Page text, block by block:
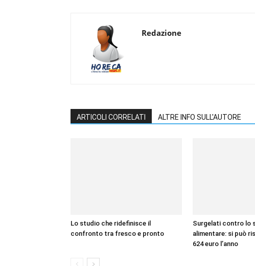
Redazione
ARTICOLI CORRELATI ALTRE INFO SULL'AUTORE
Lo studio che ridefinisce il
confronto tra fresco e pronto
Surgelati contro lo
alimentare: si può
624 euro l’anno